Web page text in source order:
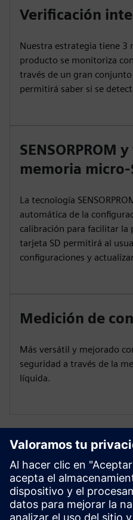
Verificación
Nuestra estrategia tiene 3
producto se monitoriza
través de un gran
permitirá saber si se
SENSORPROM
memoria micro-
La tecnología
automática de la
calibración para facilitar la
tarjeta SD permitirá al
configuraciones y
Medición de
Más versátil y mejorado
seguridad a través de la
líquida.
Recursos